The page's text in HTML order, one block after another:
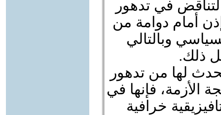
في تدهور
أمام دوامة من
وبالتالي
ذلك.
لها من تدهور
فإنها في
خرافية